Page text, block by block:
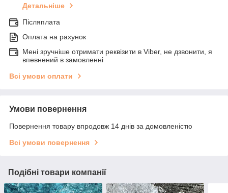
Детальніше
Післяплата
Оплата на рахунок
Мені зручніше отримати реквізити в Viber, не дзвонити, я
впевнений в замовленні
Всі умови оплати
Умови повернення
Повернення товару впродовж 14 днів за домовленістю
Всі умови повернення
Подібні товари компанії